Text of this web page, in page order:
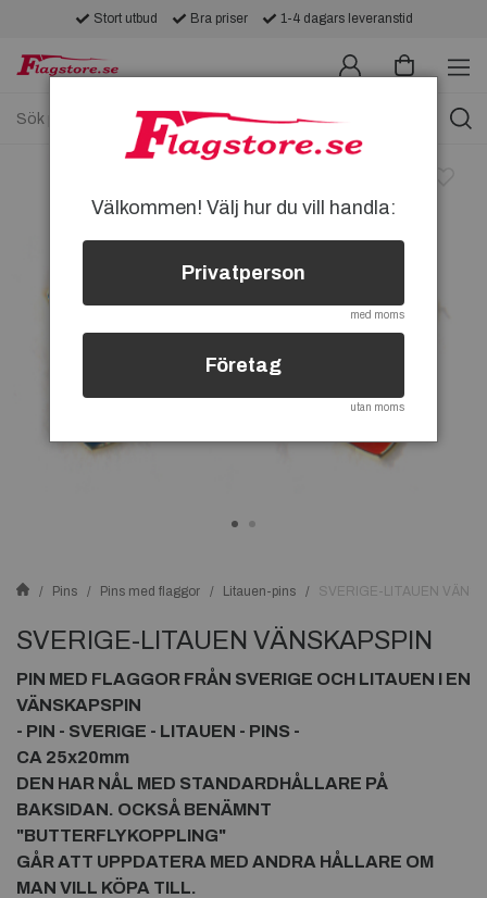
Stort utbud Bra priser 1-4 dagars leveranstid
Pins Pins med flaggor Litauen-pins SVERIGE-LITAUEN
SVERIGE-LITAUEN VÄNSKAPSPIN
PIN MED FLAGGOR FRÅN SVERIGE OCH LITAUEN I EN
VÄNSKAPSPIN
- PIN - SVERIGE - LITAUEN - PINS -
CA 25x20mm
DEN HAR NÅL MED STANDARDHÅLLARE PÅ
BAKSIDAN. OCKSÅ BENÄMNT
"BUTTERFLYKOPPLING"
GÅR ATT UPPDATERA MED ANDRA HÅLLARE OM
MAN VILL KÖPA TILL.
Välkommen! Välj hur du vill handla:
Privatperson
med moms
Företag
utan moms